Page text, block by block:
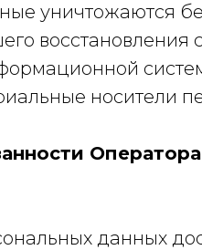
уничтожаются
восстановления
носители
Оператора
данных